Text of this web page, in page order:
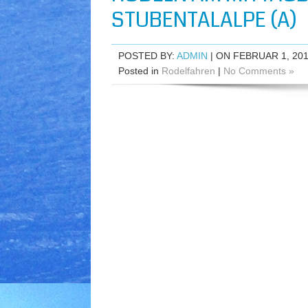
STUBENTALALPE (A)
POSTED BY: ADMIN | ON FEBRUAR 1,
Posted in Rodelfahren | No Comments »